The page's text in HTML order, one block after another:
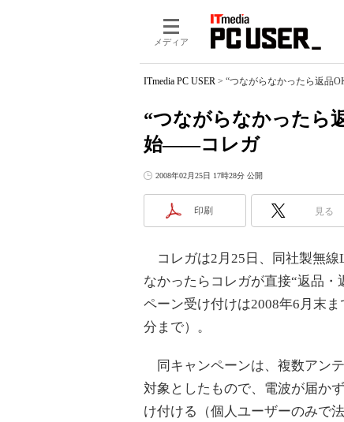
メディア
ITmedia PC USER > “つながらなかったら返品
“つながらなかったら
始――コレガ
2008年02月25日 17時28分 公開
印刷 見る
コレガは2月25日、同社製無線
なかったらコレガが直接“返品
ペーン受け付けは2008年6月末
分まで）。
同キャンペーンは、複数アン
対象としたもので、電波が届か
け付ける（個人ユーザーのみで